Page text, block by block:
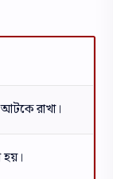
রাখা।
হয়।